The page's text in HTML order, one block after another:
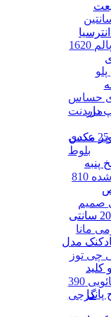
حساس
مریدنت
چای کیسه ای بدون لفاف 25 عددی
بلوط
بیسکوییت کرم دار کاکائویی 390g
گرجی
دار
مکس
کلید